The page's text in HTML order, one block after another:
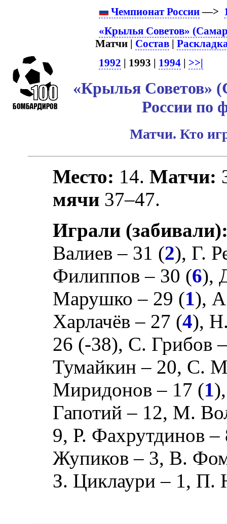
Чемпионат России—>
«Крылья Советов»
Матчи | Состав |
1992 | 1993 | 1994| >>|
«Крылья Советов»
России по
Матчи. Кто
Место: 14.Матчи:
мячи 37–47.
Играли
Валиев – 31 (2), Г.
Филиппов – 30 (6),
Марушко – 29 (1),
Харлачёв – 27 (4),
26 (-38), С. Грибов
Тумайкин – 20, С.
Миридонов – 17 (1
Гапотий – 12, М.
9, Р. Фахрутдинов –
Жупиков – 3, В.
З. Циклаури – 1, П.